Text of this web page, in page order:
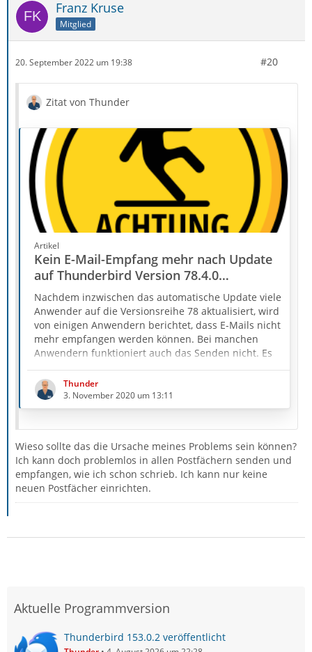
Franz Kruse
Mitglied
20. September 2022 um 19:38 #20
Zitat von Thunder
Artikel
Kein E-Mail-Empfang mehr nach Update
auf Thunderbird Version 78.4.0
(komplette Versionsreihe 78 ist
betroffen)
Nachdem inzwischen das automatische Update viele
Anwender auf die Versionsreihe 78 aktualisiert, wird
von einigen Anwendern berichtet, dass E-Mails nicht
mehr empfangen werden können. Bei manchen
Anwendern funktioniert auch das Senden nicht. Es
handelt sich dabei meist um eines von 2 Problemen,
die hier im Folgenden kurz erklärt werden.
Außerdem wird auf die passenden Lösungen zu den
beiden Problemen verwiesen.
Thunder
3. November 2020 um 13:11
Wieso sollte das die Ursache meines Problems sein können?
Ich kann doch problemlos in allen Postfächern senden und
empfangen, wie ich schon schrieb. Ich kann nur keine
neuen Postfächer einrichten.
Aktuelle Programmversion
Thunderbird 153.0.2 veröffentlicht